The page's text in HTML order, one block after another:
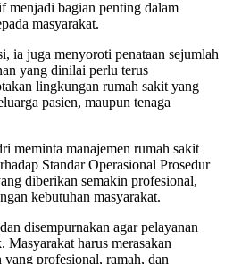
menjadi bagian penting dalam
masyarakat.
ia juga menyoroti penataan sejumlah
yang dinilai perlu terus
lingkungan rumah sakit yang
pasien, maupun tenaga
meminta manajemen rumah sakit
Standar Operasional Prosedur
diberikan semakin profesional,
kebutuhan masyarakat.
disempurnakan agar pelayanan
harus merasakan
yang profesional, ramah, dan